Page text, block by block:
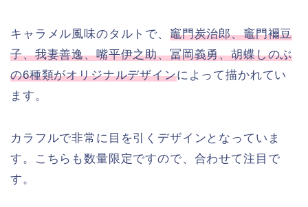
キャラメル風味のタルトで、 竈門炭治郎、竈門襧豆
子、我妻善逸、嘴平伊之助、冨岡義勇、胡蝶しのぶ
の6種類がオリジナルデザインによって描かれてい
ます。
カラフルで非常に目を引くデザインとなっていま
す。こちらも数量限定ですので、合わせて注目で
す。